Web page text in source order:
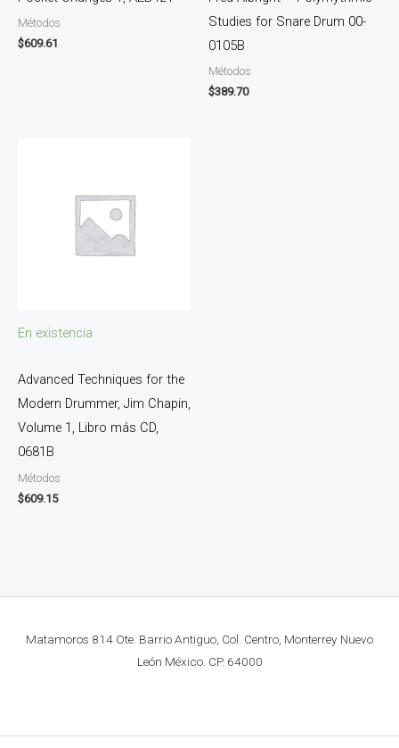
Métodos
$609.61
Studies for Snare Drum 00-
0105B
Métodos
$389.70
En existencia
Advanced Techniques for the
Modern Drummer, Jim Chapin,
Volume 1, Libro más CD,
0681B
Métodos
$609.15
Matamoros 814 Ote. Barrio Antiguo, Col. Centro, Monterrey Nuevo
León México. CP. 64000